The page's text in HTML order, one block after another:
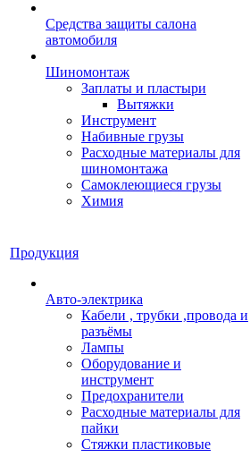
Средства защиты салона
автомобиля
Шиномонтаж
Заплаты и пластыри
Вытяжки
Инструмент
Набивные грузы
Расходные материалы для
шиномонтажа
Самоклеющиеся грузы
Химия
Продукция
Авто-электрика
Кабели , трубки ,провода и
разъёмы
Лампы
Оборудование и
инструмент
Предохранители
Расходные материалы для
пайки
Стяжки пластиковые